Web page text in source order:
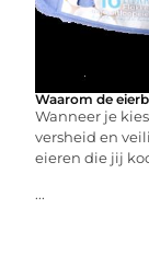
Waarom de
Wanneer je
versheid en
eieren die jij
...